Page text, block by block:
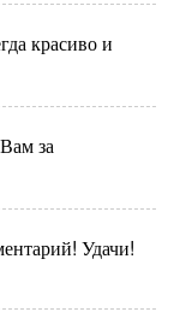
красиво и
за
Удачи!